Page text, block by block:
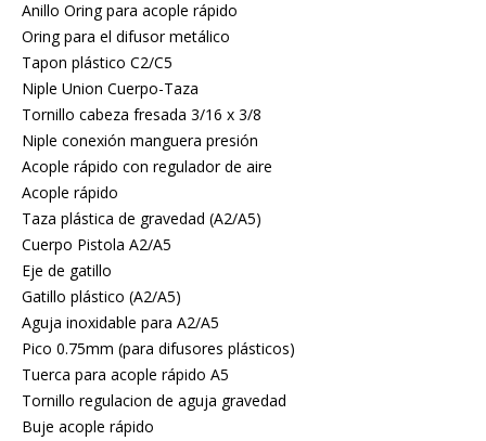
Anillo Oring para acople rápido
Oring para el difusor metálico
Tapon plástico C2/C5
Niple Union Cuerpo-Taza
Tornillo cabeza fresada 3/16 x 3/8
Niple conexión manguera presión
Acople rápido con regulador de aire
Acople rápido
Taza plástica de gravedad (A2/A5)
Cuerpo Pistola A2/A5
Eje de gatillo
Gatillo plástico (A2/A5)
Aguja inoxidable para A2/A5
Pico 0.75mm (para difusores plásticos)
Tuerca para acople rápido A5
Tornillo regulacion de aguja gravedad
Buje acople rápido